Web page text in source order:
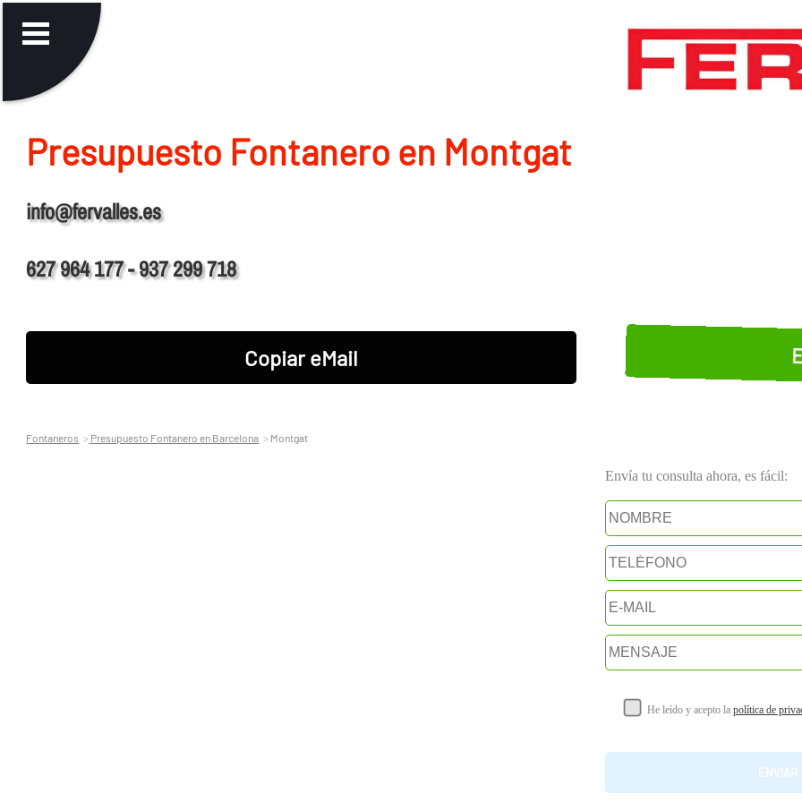
Presupuesto Fontanero en Montgat
info@fervalles.es
627 964 177 - 937 299 718
Copiar eMail
Fontaneros Presupuesto Fontanero en Barcelona Montgat
Envía tu consulta ahora, es fácil:
He leído y acepto la política de